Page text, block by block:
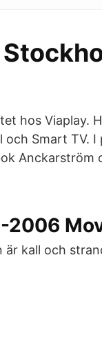
hos Viaplay.
Smart TV. I
Anckarström
2006
är kall och